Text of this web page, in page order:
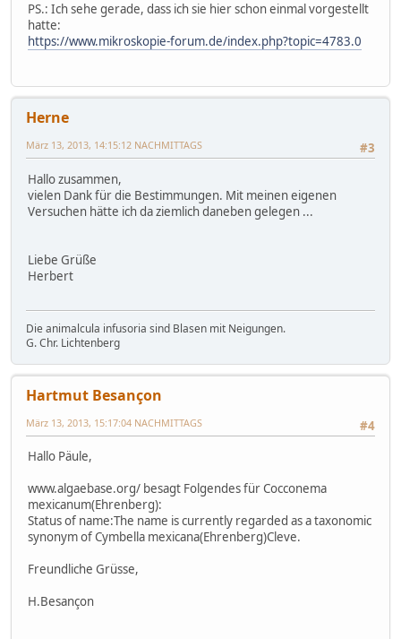
PS.: Ich sehe gerade, dass ich sie hier schon einmal vorgestellt
hatte:
https://www.mikroskopie-forum.de/index.php?topic=4783.0
Herne
#3
März 13, 2013, 14:15:12 NACHMITTAGS
Hallo zusammen,
vielen Dank für die Bestimmungen. Mit meinen eigenen
Versuchen hätte ich da ziemlich daneben gelegen ...
Liebe Grüße
Herbert
Die animalcula infusoria sind Blasen mit Neigungen.
G. Chr. Lichtenberg
Hartmut Besançon
#4
März 13, 2013, 15:17:04 NACHMITTAGS
Hallo Päule,
www.algaebase.org/ besagt Folgendes für Cocconema
mexicanum(Ehrenberg):
Status of name:The name is currently regarded as a taxonomic
synonym of Cymbella mexicana(Ehrenberg)Cleve.
Freundliche Grüsse,
H.Besançon